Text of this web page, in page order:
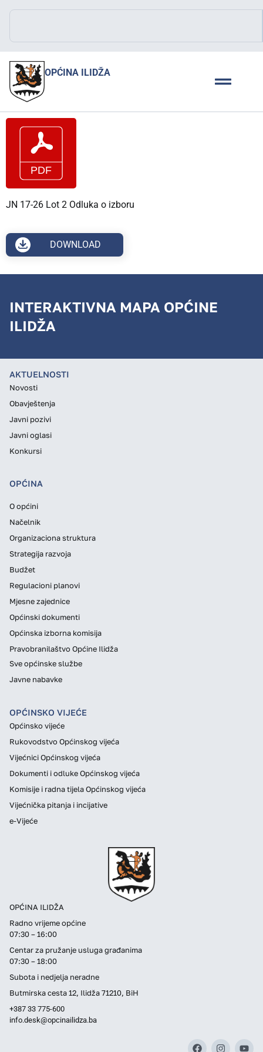
OPĆINA ILIDŽA
JN 17-26 Lot 2 Odluka o izboru
DOWNLOAD
INTERAKTIVNA MAPA OPĆINE
ILIDŽA
OPĆINA ILIDŽA
Radno vrijeme općine
07:30 – 16:00
Centar za pružanje usluga građanima
07:30 – 18:00
Subota i nedjelja neradne
Butmirska cesta 12, Ilidža 71210, BiH
+387 33 775-600
info.desk@opcinailidza.ba
AKTUELNOSTI
Novosti
Obavještenja
Javni pozivi
Javni oglasi
Konkursi
OPĆINA
O općini
Načelnik
Organizaciona struktura
Strategija razvoja
Budžet
Regulacioni planovi
Mjesne zajednice
Općinski dokumenti
Općinska izborna komisija
Pravobranilaštvo Općine Ilidža
Sve općinske službe
Javne nabavke
OPĆINSKO VIJEĆE
Općinsko vijeće
Rukovodstvo Općinskog vijeća
Vijećnici Općinskog vijeća
Dokumenti i odluke Općinskog vijeća
Komisije i radna tijela Općinskog vijeća
Vijećnička pitanja i incijative
e-Vijeće